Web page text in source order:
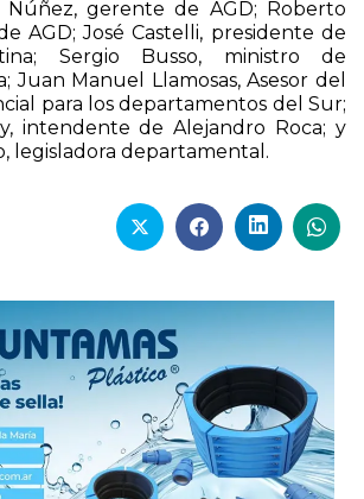
Carlos Urquiza, gerente de
Núñez, gerente de AGD; Roberto
AGD; José Castelli, presidente de
Sergio Busso, ministro de
Juan Manuel Llamosas, Asesor del
para los departamentos del Sur;
intendente de Alejandro Roca; y